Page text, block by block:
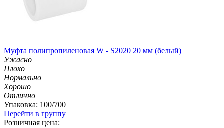
Муфта полипропиленовая W - S2020 20 мм (белый)
Ужасно
Плохо
Нормально
Хорошо
Отлично
Упаковка: 100/700
Перейти в группу
Розничная цена: